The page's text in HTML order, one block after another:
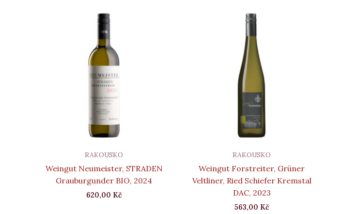
RAKOUSKO
Weingut Neumeister, STRADEN
Grauburgunder BIO, 2024
620,00 Kč
RAKOUSKO
Weingut Forstreiter, Grüner
Veltliner, Ried Schiefer Kremstal
DAC, 2023
563,00 Kč